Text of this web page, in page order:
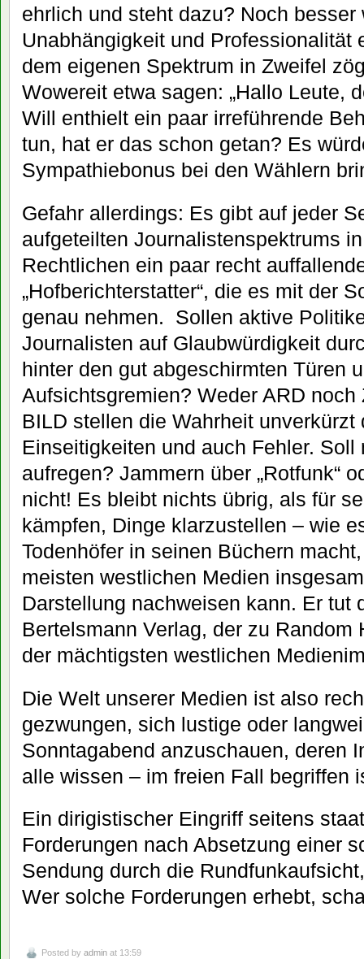
ehrlich und steht dazu? Noch
Unabhängigkeit und Professionalität
dem eigenen Spektrum in Zweifel
Wowereit etwa sagen: „Hallo Leute,
Will enthielt ein paar irreführende
tun, hat er das schon getan? Es
Sympathiebonus bei den Wählern
Gefahr allerdings: Es gibt auf jeder
aufgeteilten Journalistenspektrums
Rechtlichen ein paar recht
„Hofberichterstatter“, die es mit der
genau nehmen. Sollen aktive
Journalisten auf Glaubwürdigkeit
hinter den gut abgeschirmten Türen
Aufsichtsgremien? Weder ARD noch
BILD stellen die Wahrheit unverkürzt
Einseitigkeiten und auch Fehler. Soll
aufregen? Jammern über „Rotfunk“
nicht! Es bleibt nichts übrig, als für
kämpfen, Dinge klarzustellen – wie
Todenhöfer in seinen Büchern
meisten westlichen Medien
Darstellung nachweisen kann. Er tut
Bertelsmann Verlag, der zu Random
der mächtigsten westlichen
Die Welt unserer Medien ist also
gezwungen, sich lustige oder
Sonntagabend anzuschauen, deren
alle wissen – im freien Fall begriffen
Ein dirigistischer Eingriff seitens
Forderungen nach Absetzung einer
Sendung durch die
Wer solche Forderungen erhebt,
Posted by admin at 13:59